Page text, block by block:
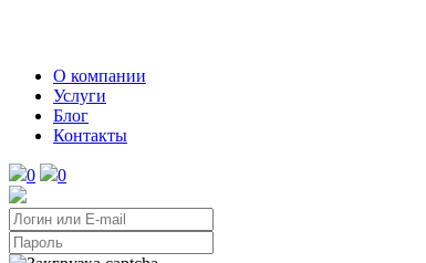
О компании
Услуги
Блог
Контакты
0 0